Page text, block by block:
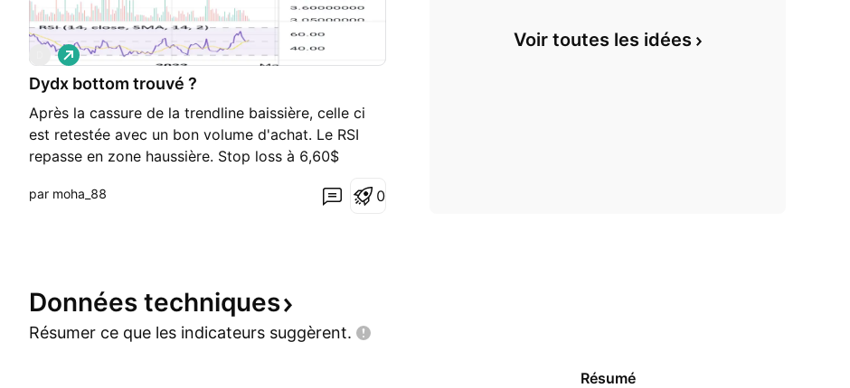
Dydx bottom trouvé ?
Après la cassure de la trendline baissière, celle ci
est retestée avec un bon volume d'achat. Le RSI
repasse en zone haussière. Stop loss à 6,60$
L
o
n
par moha_88 0
Voir toutes les idées
Données techniques
Résumer ce que les indicateurs suggèrent.
Résumé